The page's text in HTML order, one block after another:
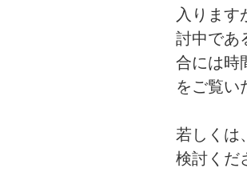
入ります
討中であ
合には時
をご覧い
若しくは
検討くだ